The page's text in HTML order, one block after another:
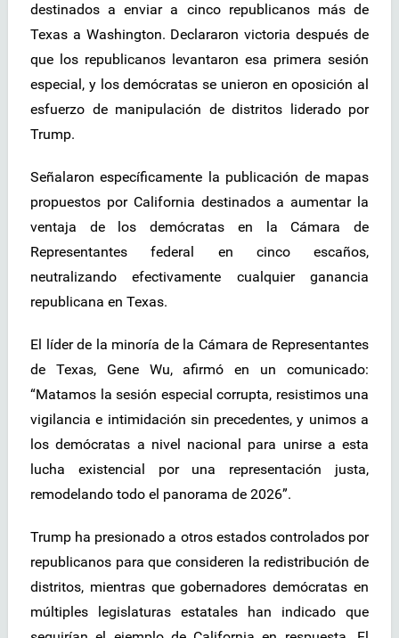
destinados a enviar a cinco republicanos más de
Texas a Washington. Declararon victoria después de
que los republicanos levantaron esa primera sesión
especial, y los demócratas se unieron en oposición al
esfuerzo de manipulación de distritos liderado por
Trump.
Señalaron específicamente la publicación de mapas
propuestos por California destinados a aumentar la
ventaja de los demócratas en la Cámara de
Representantes federal en cinco escaños,
neutralizando efectivamente cualquier ganancia
republicana en Texas.
El líder de la minoría de la Cámara de Representantes
de Texas, Gene Wu, afirmó en un comunicado:
“Matamos la sesión especial corrupta, resistimos una
vigilancia e intimidación sin precedentes, y unimos a
los demócratas a nivel nacional para unirse a esta
lucha existencial por una representación justa,
remodelando todo el panorama de 2026”.
Trump ha presionado a otros estados controlados por
republicanos para que consideren la redistribución de
distritos, mientras que gobernadores demócratas en
múltiples legislaturas estatales han indicado que